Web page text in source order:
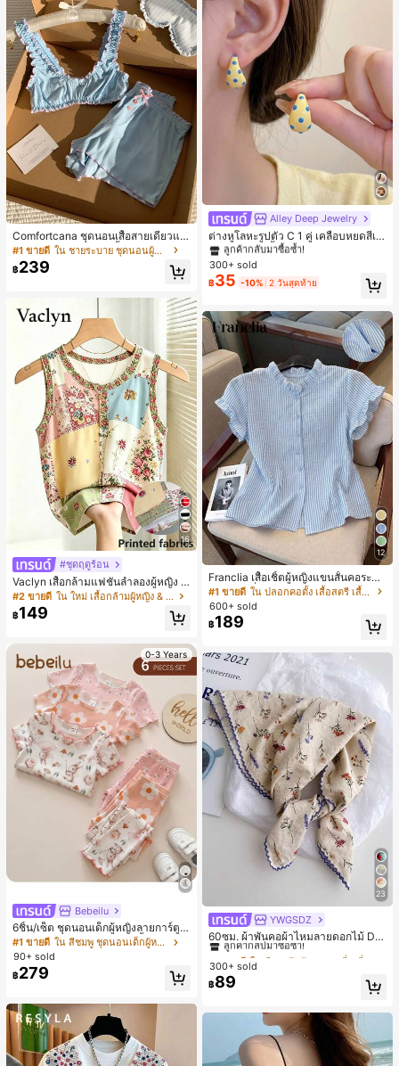
Comfortcana ชุดนอนเสื้อสายเดี่ยวแต่
งระบายและกางเกงขาสั้นสำหรับผู้หญิง
#1 ขายดี ใน ชายระบาย ชุดนอนผู้หญิง
฿239
16
#ชุดฤดูร้อน
Vaclyn เสื้อกล้ามแฟชั่นลำลองผู้หญิง ล
ายแพตช์เวิร์ก แขนกุด คอกลม ติดกระดุ
ม
#2 ขายดี ใน ใหม่ เสื้อกล้ามผู้หญิง & Camis
฿149
0-3 Years
Bebeilu
6ชิ้น/เซ็ต ชุดนอนเด็กผู้หญิงลายการ์ตูน
หมีและดอกไม้ คอกลม แขนสั้น กางเกง
ขาสั้น ขอบระบาย สวมใส่สบาย
#1 ขายดี
ใน สีชมพู ชุดนอนเด็กผู้หญิง
90+ sold
฿279
Alley Deep Jewelry
ต่างหูโลหะรูปตัว C 1 คู่ เคลือบหยดสีเห
ลือง ลายจุดสีน้ำเงิน สไตล์ยุโรปและอเม
ริกัน แฟชั่นส่วนตัว หวานและสง่างาม
สำหรับผู้หญิงและเด็กหญิง สำหรับการเ
ดินทาง งานแต่งงาน ปาร์ตี้ วันเกิด ของ
#1 ขายดี ใน โบโฮ ต่างหูผู้หญิง
ลูกค้ากลับมาซื้อซ้ำ!
เกือบหมดแล้ว!
#1 ขายดี ใน โบโฮ ต่างหูผู้หญิง
ลูกค้ากลับมาซื้อซ้ำ!
เกือบหมดแล้ว!
#1 ขายดี ใน โบโฮ ต่างหูผู้หญิง
ลูกค้ากลับมาซื้อซ้ำ!
เกือบหมดแล้ว!
#1 ขายดี ใน โบโฮ ต่างหูผู้หญิง
เกือบหมดแล้ว!
300+ sold
฿35 -10% 2 วันสุดท้าย
12
Franclia เสื้อเชิ้ตผู้หญิงแขนสั้นคอระบา
ยกระดุมเดี่ยวลายทาง
#1 ขายดี
ใน ปลอกคอตั้ง เสื้อสตรี เสื้อเบลาส์ & Tee
600+ sold
฿189
23
YWGSDZ
60ซม. ผ้าพันคอผ้าไหมลายดอกไม้ Dit
sy สีเบจ, เครื่องประดับใหม่สำหรับผู้หญิ
งฤดูใบไม้ผลิ/ฤดูใบไม้ร่วง, ผ้าพันคอผืน
บางอเนกประสงค์หรูหรา
#1 ขายดี
ลูกค้ากลับมาซื้อซ้ำ!
#1 ขายดี
ลูกค้ากลับมาซื้อซ้ำ!
#1 ขายดี
ลูกค้ากลับมาซื้อซ้ำ!
#1 ขายดี
ใน สีเบจ ผ้าพันคอทรงสี่เหลี่ยมและผ้าพันคอสำหรับผู้
300+ sold
฿89